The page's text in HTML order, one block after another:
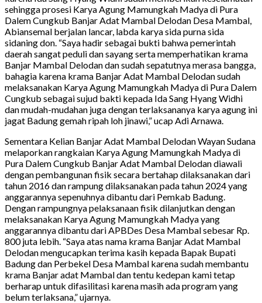
sehingga prosesi Karya Agung Mamungkah Madya di Pura
Dalem Cungkub Banjar Adat Mambal Delodan Desa Mambal,
Abiansemal berjalan lancar, labda karya sida purna sida
sidaning don. “Saya hadir sebagai bukti bahwa pemerintah
daerah sangat peduli dan sayang serta memperhatikan krama
Banjar Mambal Delodan dan sudah sepatutnya merasa bangga,
bahagia karena krama Banjar Adat Mambal Delodan sudah
melaksanakan Karya Agung Mamungkah Madya di Pura Dalem
Cungkub sebagai sujud bakti kepada Ida Sang Hyang Widhi
dan mudah-mudahan juga dengan terlaksananya karya agung ini
jagat Badung gemah ripah loh jinawi,” ucap Adi Arnawa.
Sementara Kelian Banjar Adat Mambal Delodan Wayan Sudana
melaporkan rangkaian Karya Agung Mamungkah Madya di
Pura Dalem Cungkub Banjar Adat Mambal Delodan diawali
dengan pembangunan fisik secara bertahap dilaksanakan dari
tahun 2016 dan rampung dilaksanakan pada tahun 2024 yang
anggarannya sepenuhnya dibantu dari Pemkab Badung.
Dengan rampungnya pelaksanaan fisik dilanjutkan dengan
melaksanakan Karya Agung Mamungkah Madya yang
anggarannya dibantu dari APBDes Desa Mambal sebesar Rp.
800 juta lebih. “Saya atas nama krama Banjar Adat Mambal
Delodan mengucapkan terima kasih kepada Bapak Bupati
Badung dan Perbekel Desa Mambal karena sudah membantu
krama Banjar adat Mambal dan tentu kedepan kami tetap
berharap untuk difasilitasi karena masih ada program yang
belum terlaksana,” ujarnya.